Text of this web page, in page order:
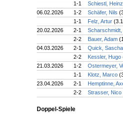
1-1
Schiestl,
06.02.2026
1-2 Schäfer, Nils
1-1
Felz, Artur
20.02.2026
2-1
2-2
Bauer, Adam
04.03.2026
2-1
Quick,
2-2
Kessler, Hugo
21.03.2026
1-2
Ostermeyer,
1-1
Klotz, Marco
23.04.2026
2-1
Hemptinne,
2-2
Strasser, Nico
Doppel-Spiele